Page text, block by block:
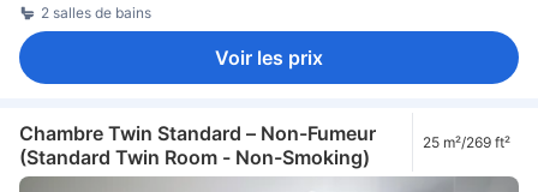
2 salles de bains
Voir les prix
Chambre Twin Standard – Non-Fumeur
(Standard Twin Room - Non-Smoking)
25 m²/269 ft²